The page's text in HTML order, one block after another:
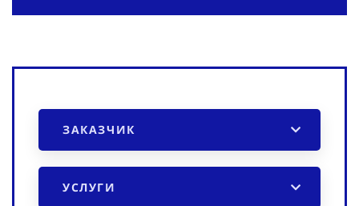
ЗАКАЗЧИК
УСЛУГИ